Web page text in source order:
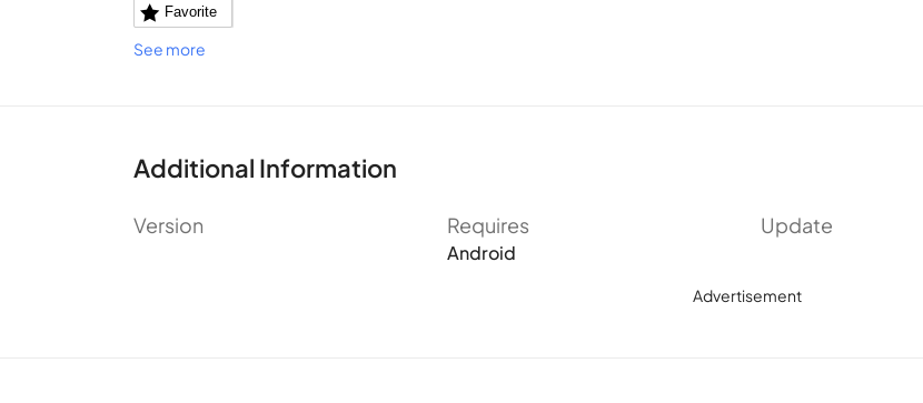
Favorite
See more
Additional Information
Version Requires
Android
Update
Advertisement